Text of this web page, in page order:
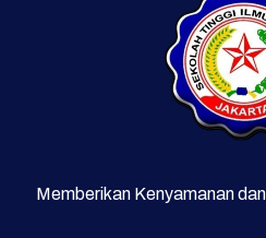
Memberikan Kenyamanan